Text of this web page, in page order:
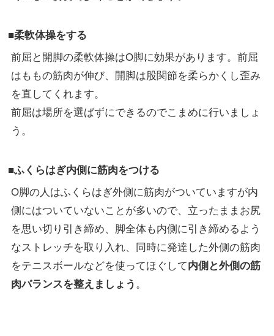
■柔軟体操をする
前屈と開脚の柔軟体操はO脚に効果があります。前屈
はももの筋肉が伸び、開脚は股関節を柔らかくし歪み
を直してくれます。
前屈は場所を選ばずにできるのでこまめに行いましょ
う。
■ふくらはぎ内側に筋肉をつける
O脚の人はふくらはぎ外側に筋肉がついていますが内
側にはついていないことが多いので、立ったままお尻
を思い切り引き締め、脚全体も内側に引き締めるよう
なストレッチを取り入れ、同時に発達した外側の筋肉
をテニスボールなどを使ってほぐして内側と外側の筋
肉バランスを整えましょう 。